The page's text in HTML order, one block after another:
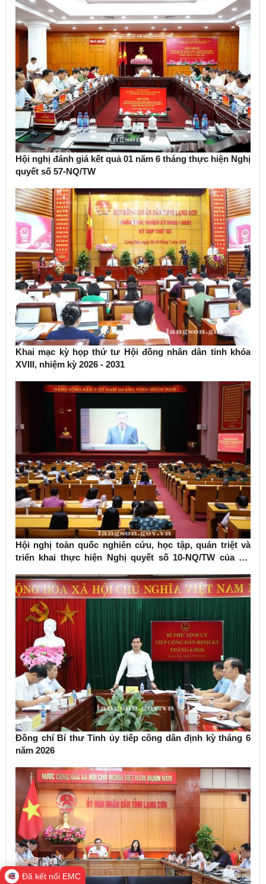
Hội nghị đánh giá kết quả 01 năm 6 tháng thực hiện Nghị
quyết số 57-NQ/TW
Khai mạc kỳ họp thứ tư Hội đồng nhân dân tỉnh khóa
XVIII, nhiệm kỳ 2026 - 2031
Hội nghị toàn quốc nghiên cứu, học tập, quán triệt và
triển khai thực hiện Nghị quyết số 10-NQ/TW của Bộ
Đồng chí Bí thư Tỉnh ủy tiếp công dân định kỳ tháng 6
năm 2026
Đã kết nối EMC